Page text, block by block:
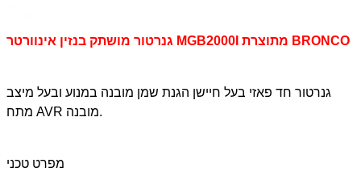
גנרטור מושתק בנזין אינוורטר MGB2000I מתוצרת BRONCO
גנרטור חד פאזי בעל חיישן הגנת שמן מובנה במנוע ובעל מיצב
מתח AVR מובנה.
מפרט טכני